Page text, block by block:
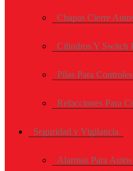
Chapas Cierre
Cilindros Y Switch
Pilas Para Controles
Refacciones Para
Seguridad y Vigilancia
Alarmas Para Autos